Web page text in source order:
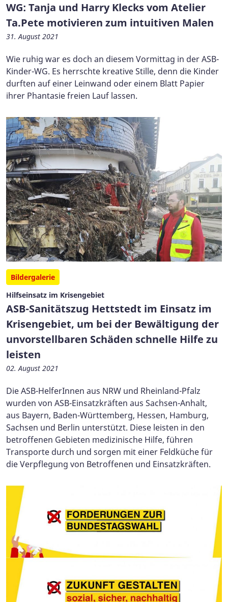
WG: Tanja und Harry Klecks vom Atelier
Ta.Pete motivieren zum intuitiven Malen
31. August 2021
Wie ruhig war es doch an diesem Vormittag in der ASB-
Kinder-WG. Es herrschte kreative Stille, denn die Kinder
durften auf einer Leinwand oder einem Blatt Papier
ihrer Phantasie freien Lauf lassen.
Bildergalerie
Hilfseinsatz im Krisengebiet
ASB-Sanitätszug Hettstedt im Einsatz im
Krisengebiet, um bei der Bewältigung der
unvorstellbaren Schäden schnelle Hilfe zu
leisten
02. August 2021
Die ASB-HelferInnen aus NRW und Rheinland-Pfalz
wurden von ASB-Einsatzkräften aus Sachsen-Anhalt,
aus Bayern, Baden-Württemberg, Hessen, Hamburg,
Sachsen und Berlin unterstützt. Diese leisten in den
betroffenen Gebieten medizinische Hilfe, führen
Transporte durch und sorgen mit einer Feldküche für
die Verpflegung von Betroffenen und Einsatzkräften.